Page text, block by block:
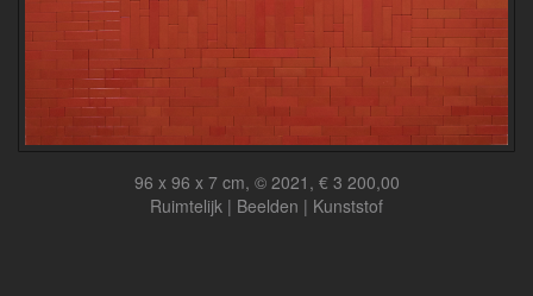
96 x 96 x 7 cm, © 2021, € 3 200,00
Ruimtelijk | Beelden | Kunststof